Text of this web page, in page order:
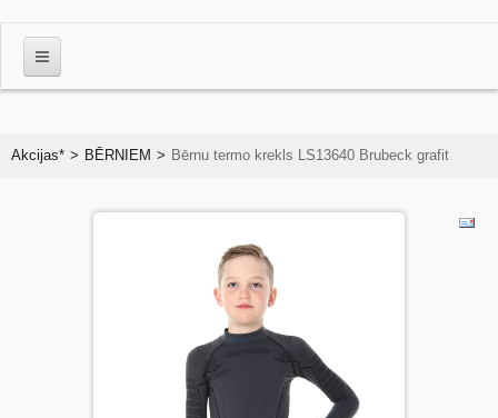
Akcijas* > BĒRNIEM > Bērnu termo krekls LS13640 Brubeck grafit